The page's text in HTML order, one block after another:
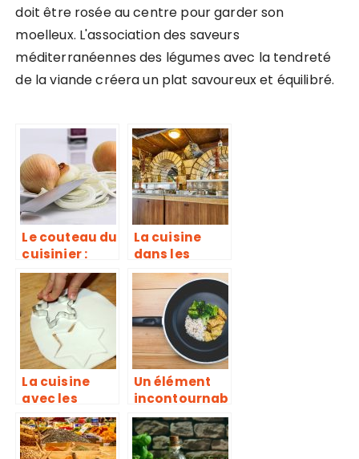
doit être rosée au centre pour garder son
moelleux. L'association des saveurs
méditerranéennes des légumes avec la tendreté
de la viande créera un plat savoureux et équilibré.
Le couteau du
cuisinier :
Comment le
choisir?
La cuisine
dans les
hôtels, notre
petite
expérience
La cuisine
avec les
enfants : Les
règles à
respecter
Un élément
incontournab
le dans la
cuisine : la
poêle